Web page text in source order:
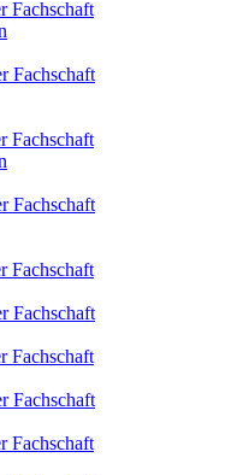
Fachschaft
Fachschaft
Fachschaft
Fachschaft
Fachschaft
Fachschaft
Fachschaft
Fachschaft
Fachschaft